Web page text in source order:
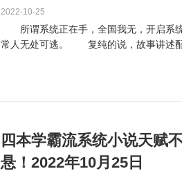
2022-10-25
所谓系统正在手，全国我无，开启系
常人无处可逃。 复纯的说，故事讲述配
四本学霸流系统小说天赋
悬！2022年10月25日